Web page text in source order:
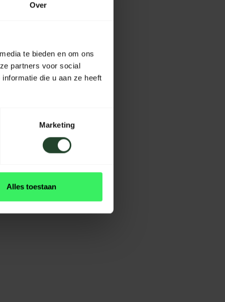
Over
te bieden en om ons
partners voor social
die u aan ze heeft
Marketing
Alles toestaan